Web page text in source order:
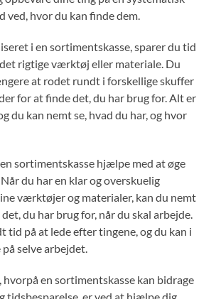
ved, hvor du kan finde dem.
i en sortimentskasse, sparer du tid
rigtige værktøj eller materiale. Du
at rodet rundt i forskellige skuffer
for at finde det, du har brug for. Alt er
du kan nemt se, hvad du har, og hvor
sortimentskasse hjælpe med at øge
du har en klar og overskuelig
værktøjer og materialer, kan du nemt
du har brug for, når du skal arbejde.
tid på at lede efter tingene, og du kan i
selve arbejdet.
hvorpå en sortimentskasse kan bidrage